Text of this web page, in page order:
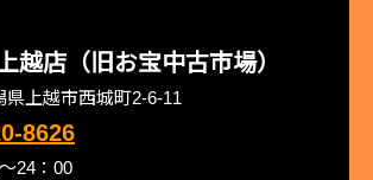
越店（旧お宝中古市場）
県上越市西城町2-6-11
8626
24：00